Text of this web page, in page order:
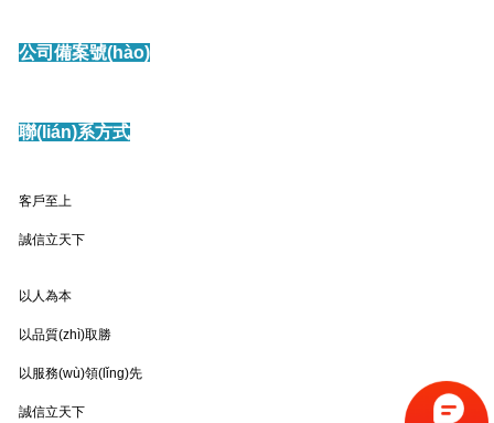
公司備案號(hào)
聯(lián)系方式
客戶至上
誠信立天下
以人為本
以品質(zhì)取勝
以服務(wù)領(lǐng)先
誠信立天下